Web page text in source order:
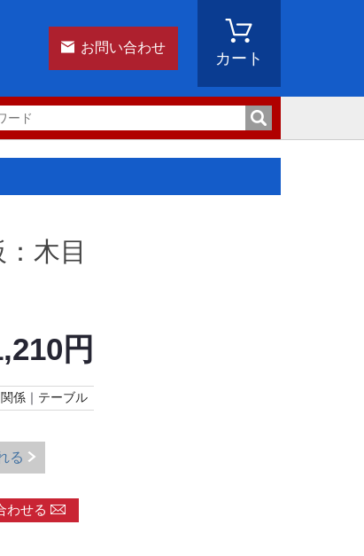
お問い合わせ
カート
木目
円
係 ｜ テーブル
る
わせる